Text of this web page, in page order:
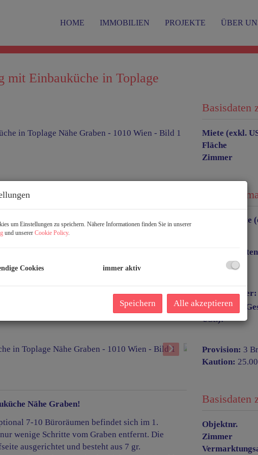
HOME IMMOBILIEN PROJEKTE ÜBER
mit Einbauküche in Toplage
Nähe Graben!
7-10 Büroräumen befindet sich im 1.
wenige Schritte vom Graben entfernt. Die
ausgerichtet und besteht aus 7 gr.
Basisdaten
Miete (exkl.
Fläche
Zimmer
Gesamtmiete
Sonstiges:
Umsatzsteuer:
monatliche
USt.):
Provision: 3
Kaution:
Basisdaten
Objektnr.
Zimmer
um Einstellungen zu speichern. Nähere Informationen finden Sie in unserer
und unserer Cookie Policy.
Cookies immer aktiv
Speichern Alle akzeptieren